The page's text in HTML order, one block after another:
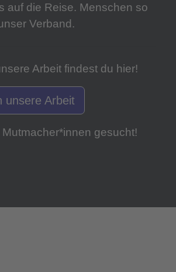
auf die Reise. Menschen so
Verband.
Arbeit findest du hier!
unsere Arbeit